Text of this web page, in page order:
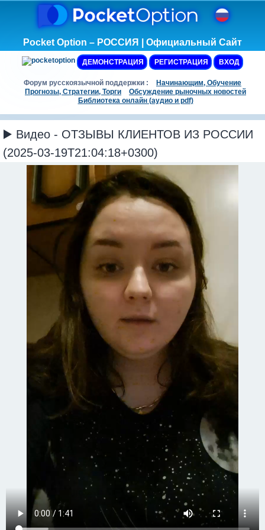
Pocket Option – РОССИЯ | Официальный Сайт
ДЕМОНСТРАЦИЯ РЕГИСТРАЦИЯ ВХОД
Форум русскоязычной поддержки :
Начинающим, Обучение
Прогнозы, Стратегии, Торги
Обсуждение рыночных новостей
Библиотека онлайн (аудио и pdf)
▶️ Видео - ОТЗЫВЫ КЛИЕНТОВ ИЗ РОССИИ
(2025-03-19T21:04:18+0300)